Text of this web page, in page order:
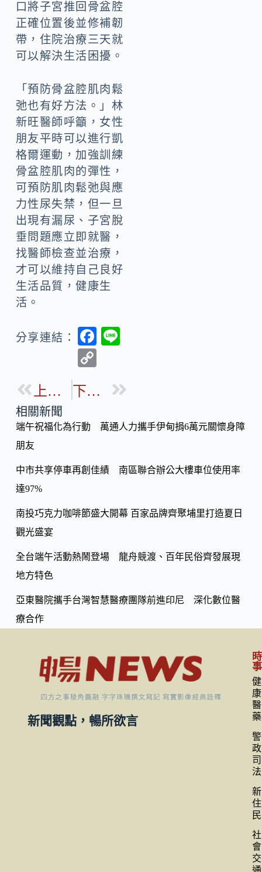
口將子宮推回骨盆腔
正確位置後並修補韌
帶，住院治療三天就
可以解決生活困擾。
「預防骨盆腔肌肉鬆
弛也有好方法。」林
新旺醫師呼籲，女性
朋友平時可以進行凱
格爾運動，加強訓練
骨盆腔肌肉的彈性，
可預防肌肉鬆弛與應
力性尿失禁，但一旦
出現有漏尿、子宮脫
垂問題應立即就醫，
找醫師檢查並治療，
才可以維持自己良好
生活品質，健康生
活。
分享連結：
F
b
o
p
Li
k
上一篇 下一篇
相關新聞
端午祝福化為行動 萬通人力攜手伊甸捐6萬元關懷身障
朋友
中市共享停車再創佳績 南區聯合辦公大樓車位使用率
達97%
南投巧克力咖啡節盛大開幕 百家品牌齊聚埔里打造夏日
觀光盛宴
全台端午活動熱鬧登場 龍舟競渡、百年民俗齊發展現
地方特色
亞東醫院攜手台灣智慧醫療團隊前進印尼 深化數位醫
療合作
新聞觀點，暢所欲言
時
事
健
康
醫
藥
警
政
司
法
新
住
民
社
會
交
通